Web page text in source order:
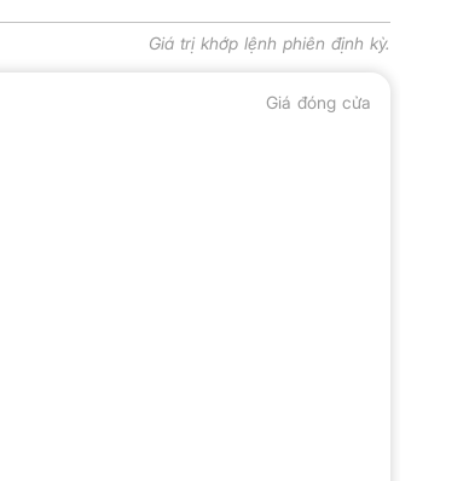
Giá trị khớp lệnh phiên định kỳ.
Giá đóng cửa